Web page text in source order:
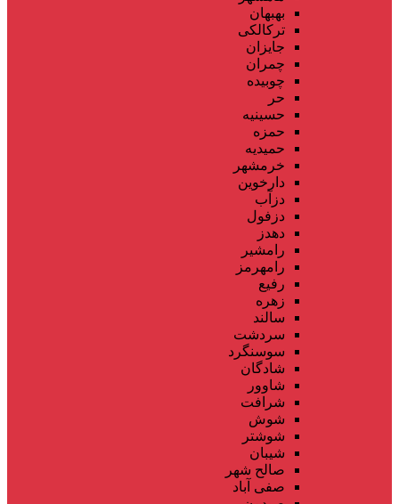
بهبهان
ترکالکی
جایزان
چمران
چوبیده
حر
حسینیه
حمزه
حمیدیه
خرمشهر
دارخوین
دزآب
دزفول
دهدز
رامشیر
رامهرمز
رفیع
زهره
سالند
سردشت
سوسنگرد
شادگان
شاوور
شرافت
شوش
شوشتر
شیبان
صالح شهر
صفی آباد